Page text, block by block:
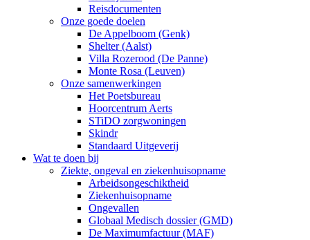
Reisdocumenten
Onze goede doelen
De Appelboom (Genk)
Shelter (Aalst)
Villa Rozerood (De Panne)
Monte Rosa (Leuven)
Onze samenwerkingen
Het Poetsbureau
Hoorcentrum Aerts
STiDO zorgwoningen
Skindr
Standaard Uitgeverij
Wat te doen bij
Ziekte, ongeval en ziekenhuisopname
Arbeidsongeschiktheid
Ziekenhuisopname
Ongevallen
Globaal Medisch dossier (GMD)
De Maximumfactuur (MAF)